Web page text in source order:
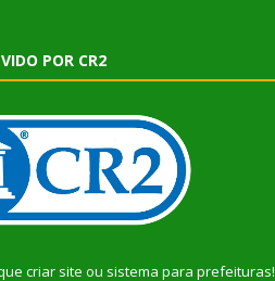
POR CR2
criar site ou sistema para prefeituras!